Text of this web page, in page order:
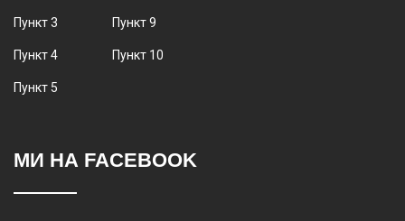
Пункт 3
Пункт 4
Пункт 5
Пункт 9
Пункт 10
МИ НА FACEBOOK